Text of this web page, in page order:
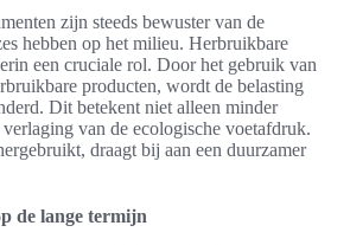
zijn steeds bewuster van de
hebben op het milieu. Herbruikbare
een cruciale rol. Door het gebruik van
producten, wordt de belasting
Dit betekent niet alleen minder
van de ecologische voetafdruk.
draagt bij aan een duurzamer
de lange termijn